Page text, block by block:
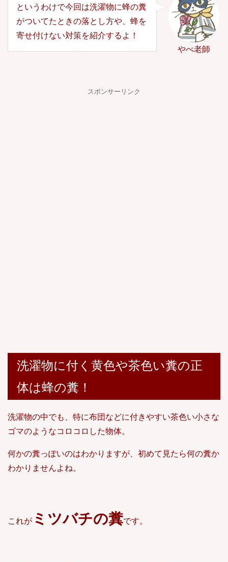
やべ老師
というわけで今回は洗濯物に蜂の糞
がついてたときの落とし方や、蜂を
寄せ付けない対策を紹介するよ！
スポンサーリンク
洗濯物に付く黄色や茶色い糞の正
体は蜂の糞！
洗濯物の中でも、特に布団などに付きやすい茶色い小さな
ゴマのようなコロコロした物体。
何かの糞っぽいのはわかりますが、初めて見たら何の糞か
わかりませんよね。
これが ミツバチの糞です。